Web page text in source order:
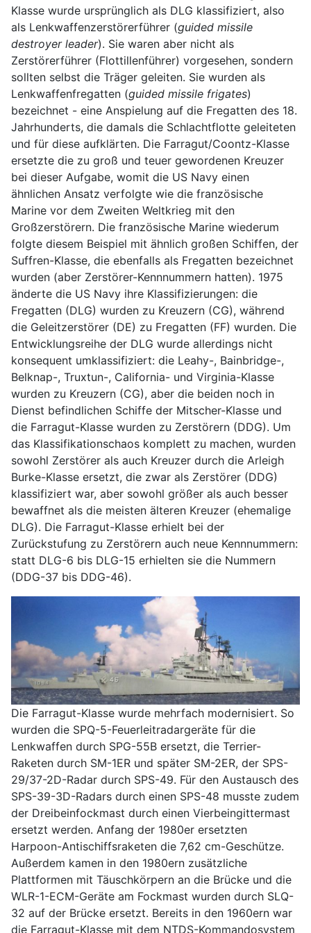
Klasse wurde ursprünglich als DLG klassifiziert, also
als Lenkwaffenzerstörerführer (guided missile
destroyer leader). Sie waren aber nicht als
Zerstörerführer (Flottillenführer) vorgesehen, sondern
sollten selbst die Träger geleiten. Sie wurden als
Lenkwaffenfregatten (guided missile frigates)
bezeichnet - eine Anspielung auf die Fregatten des 18.
Jahrhunderts, die damals die Schlachtflotte geleiteten
und für diese aufklärten. Die Farragut/Coontz-Klasse
ersetzte die zu groß und teuer gewordenen Kreuzer
bei dieser Aufgabe, womit die US Navy einen
ähnlichen Ansatz verfolgte wie die französische
Marine vor dem Zweiten Weltkrieg mit den
Großzerstörern. Die französische Marine wiederum
folgte diesem Beispiel mit ähnlich großen Schiffen, der
Suffren-Klasse, die ebenfalls als Fregatten bezeichnet
wurden (aber Zerstörer-Kennnummern hatten). 1975
änderte die US Navy ihre Klassifizierungen: die
Fregatten (DLG) wurden zu Kreuzern (CG), während
die Geleitzerstörer (DE) zu Fregatten (FF) wurden. Die
Entwicklungsreihe der DLG wurde allerdings nicht
konsequent umklassifiziert: die Leahy-, Bainbridge-,
Belknap-, Truxtun-, California- und Virginia-Klasse
wurden zu Kreuzern (CG), aber die beiden noch in
Dienst befindlichen Schiffe der Mitscher-Klasse und
die Farragut-Klasse wurden zu Zerstörern (DDG). Um
das Klassifikationschaos komplett zu machen, wurden
sowohl Zerstörer als auch Kreuzer durch die Arleigh
Burke-Klasse ersetzt, die zwar als Zerstörer (DDG)
klassifiziert war, aber sowohl größer als auch besser
bewaffnet als die meisten älteren Kreuzer (ehemalige
DLG). Die Farragut-Klasse erhielt bei der
Zurückstufung zu Zerstörern auch neue Kennnummern:
statt DLG-6 bis DLG-15 erhielten sie die Nummern
(DDG-37 bis DDG-46).
Die Farragut-Klasse wurde mehrfach modernisiert. So
wurden die SPQ-5-Feuerleitradargeräte für die
Lenkwaffen durch SPG-55B ersetzt, die Terrier-
Raketen durch SM-1ER und später SM-2ER, der SPS-
29/37-2D-Radar durch SPS-49. Für den Austausch des
SPS-39-3D-Radars durch einen SPS-48 musste zudem
der Dreibeinfockmast durch einen Vierbeingittermast
ersetzt werden. Anfang der 1980er ersetzten
Harpoon-Antischiffsraketen die 7,62 cm-Geschütze.
Außerdem kamen in den 1980ern zusätzliche
Plattformen mit Täuschkörpern an die Brücke und die
WLR-1-ECM-Geräte am Fockmast wurden durch SLQ-
32 auf der Brücke ersetzt. Bereits in den 1960ern war
die Farragut-Klasse mit dem NTDS-Kommandosystem